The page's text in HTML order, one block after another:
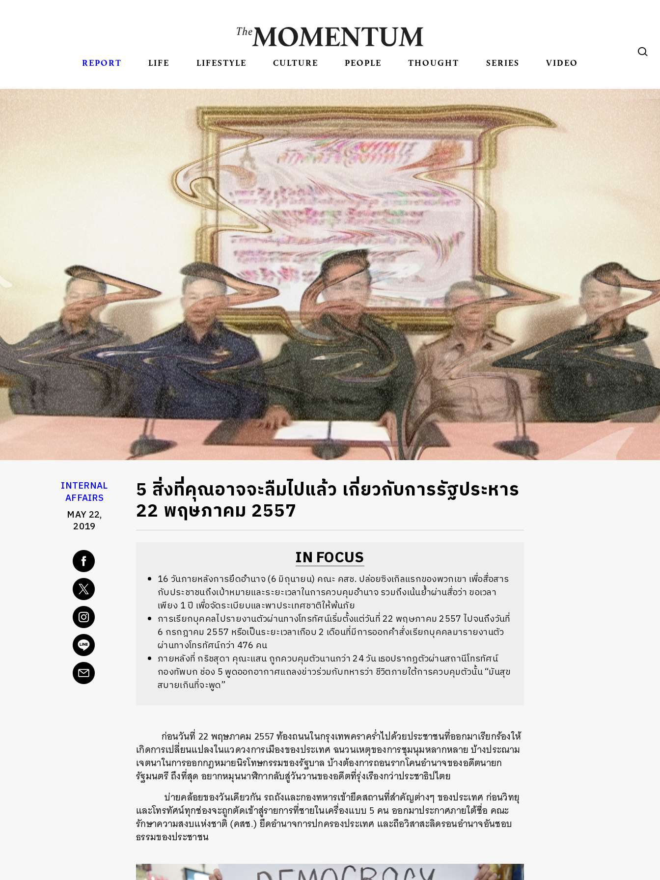
REPORT LIFE LIFESTYLE CULTURE PEOPLE THOUGHT SERIES VIDEO
INTERNAL
AFFAIRS
MAY 22,
2019
5 สิ่งที่คุณอาจจะลืมไปแล้ว เกี่ยวกับการรัฐประหาร
22 พฤษภาคม 2557
IN FOCUS
16 วันภายหลังการยึดอำนาจ (6 มิถุนายน) คณะ คสช. ปล่อยซิงเกิลแรกของพวกเขา เพื่อสื่อสาร
กับประชาชนถึงเป้าหมายและระยะเวลาในการควบคุมอำนาจ รวมถึงเน้นย้ำผ่านสื่อว่า ขอเวลา
เพียง 1 ปี เพื่อจัดระเบียบและพาประเทศชาติให้พ้นภัย
การเรียกบุคคลไปรายงานตัวผ่านทางโทรทัศน์เริ่มตั้งแต่วันที่ 22 พฤษภาคม 2557 ไปจนถึงวันที่
6 กรกฎาคม 2557 หรือเป็นระยะเวลาเกือบ 2 เดือนที่มีการออกคำสั่งเรียกบุคคลมารายงานตัว
ผ่านทางโทรทัศน์กว่า 476 คน
ภายหลังที่ กริชสุดา คุณะแสน ถูกควบคุมตัวนานกว่า 24 วัน เธอปรากฏตัวผ่านสถานีโทรทัศน์
กองทัพบก ช่อง 5 พูดออกอากาศแถลงข่าวร่วมกับทหารว่า ชีวิตภายใต้การควบคุมตัวนั้น “มันสุข
สบายเกินที่จะพูด”
ก่อนวันที่ 22 พฤษภาคม 2557 ท้องถนนในกรุงเทพคราคร่ำไปด้วยประชาชนที่ออกมาเรียกร้องให้
เกิดการเปลี่ยนแปลงในแวดวงการเมืองของประเทศ ฉนวนเหตุของการชุมนุมหลากหลาย บ้างประณาม
เจตนาในการออกกฎหมายนิรโทษกรรมของรัฐบาล บ้างต้องการถอนรากโคนอำนาจของอดีตนายก
รัฐมนตรี ถึงที่สุด อยากหมุนนาฬิกากลับสู่วันวานของอดีตที่รุ่งเรืองกว่าประชาธิปไตย
บ่ายคล้อยของวันเดียวกัน รถถังและกองทหารเข้ายึดสถานที่สำคัญต่างๆ ของประเทศ ก่อนวิทยุ
และโทรทัศน์ทุกช่องจะถูกตัดเข้าสู่รายการที่ชายในเครื่องแบบ 5 คน ออกมาประกาศภายใต้ชื่อ คณะ
รักษาความสงบแห่งชาติ (คสช.) ยึดอำนาจการปกครองประเทศ และถือวิสาสะลิดรอนอำนาจอันชอบ
ธรรมของประชาชน